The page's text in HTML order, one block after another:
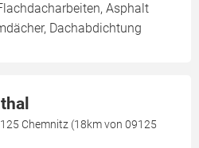
Asphalt
Dachabdichtung
Chemnitz (18km von 09125